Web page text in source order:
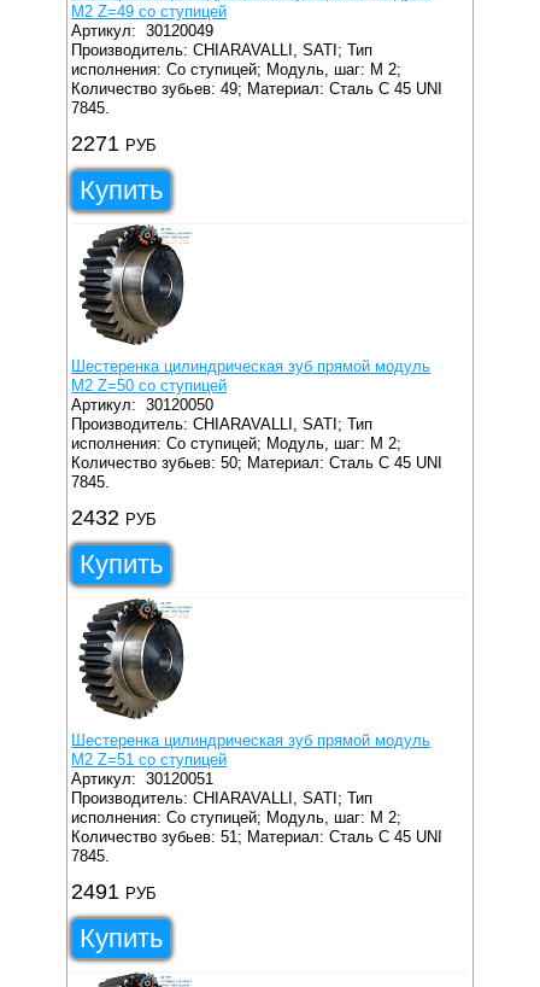
M2 Z=49 со ступицей
Артикул:30120049
Производитель: CHIARAVALLI, SATI; Тип
исполнения: Со ступицей; Модуль, шаг: M 2;
Количество зубьев: 49; Материал: Сталь C 45 UNI
7845.
2271 РУБ
Купить
Шестеренка цилиндрическая зуб прямой модуль
M2 Z=50 со ступицей
Артикул:30120050
Производитель: CHIARAVALLI, SATI; Тип
исполнения: Со ступицей; Модуль, шаг: M 2;
Количество зубьев: 50; Материал: Сталь C 45 UNI
7845.
2432 РУБ
Купить
Шестеренка цилиндрическая зуб прямой модуль
M2 Z=51 со ступицей
Артикул:30120051
Производитель: CHIARAVALLI, SATI; Тип
исполнения: Со ступицей; Модуль, шаг: M 2;
Количество зубьев: 51; Материал: Сталь C 45 UNI
7845.
2491 РУБ
Купить